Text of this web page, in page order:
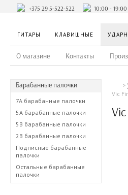
+375 29 5-522-522 10:00 -
ГИТАРЫ КЛАВИШНЫЕ
О магазине Контакты
Барабанные палочки
7A барабанные палочки
5A барабанные палочки
5B барабанные палочки
2B барабанные палочки
Подписные барабанные
палочки
Остальные барабанные
палочки
Vic